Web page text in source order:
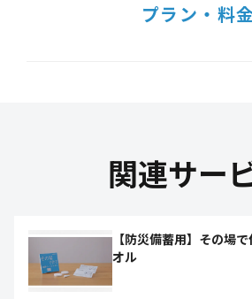
プラン・料
関連サー
【防災備蓄用】その場
オル